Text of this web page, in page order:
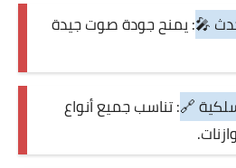
🎤: يمنح جودة صوت جيدة
🔗: تناسب جميع أنواع